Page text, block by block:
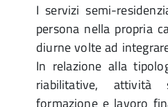
I servizi semi-
persona nella propria
diurne volte ad
In relazione alla
riabilitative, attività
formazione e lavoro